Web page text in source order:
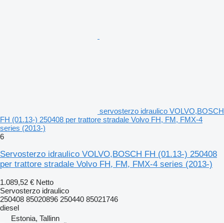
servosterzo idraulico VOLVO,BOSCH
FH (01.13-) 250408 per trattore stradale Volvo FH, FM, FMX-4
series (2013-)
6
Servosterzo idraulico VOLVO,BOSCH FH (01.13-) 250408
per trattore stradale Volvo FH, FM, FMX-4 series (2013-)
1.089,52 € Netto
Servosterzo idraulico
250408 85020896 250440 85021746
diesel
Estonia, Tallinn